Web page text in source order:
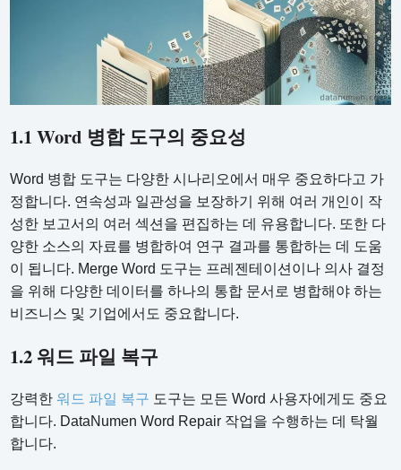
1.1 Word 병합 도구의 중요성
Word 병합 도구는 다양한 시나리오에서 매우 중요하다고 가
정합니다. 연속성과 일관성을 보장하기 위해 여러 개인이 작
성한 보고서의 여러 섹션을 편집하는 데 유용합니다. 또한 다
양한 소스의 자료를 병합하여 연구 결과를 통합하는 데 도움
이 됩니다. Merge Word 도구는 프레젠테이션이나 의사 결정
을 위해 다양한 데이터를 하나의 통합 문서로 병합해야 하는
비즈니스 및 기업에서도 중요합니다.
1.2 워드 파일 복구
강력한 워드 파일 복구 도구는 모든 Word 사용자에게도 중요
합니다. DataNumen Word Repair 작업을 수행하는 데 탁월
합니다.